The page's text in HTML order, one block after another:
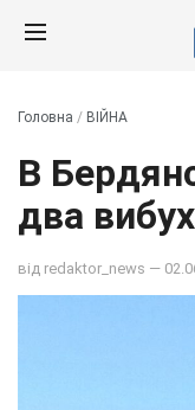
Головна / ВІЙНА
В
два
від redaktor_news —